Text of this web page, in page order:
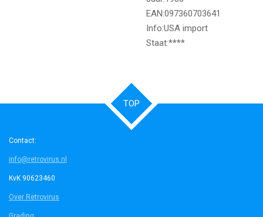
EAN:097360703641
Info:USA import
Staat:****
TOP
Contact:
info@retrovirus.nl
KvK 90623460
Over Retrovirus